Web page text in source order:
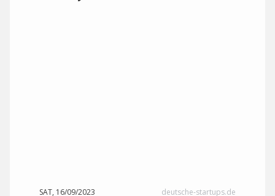
SAT, 16/09/2023 deutsche-startups.de